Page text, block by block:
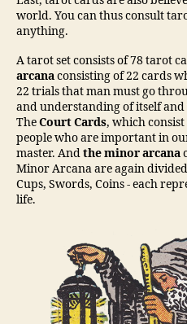
world. You can thus consult
anything.
A tarot set consists of 78 tarot
arcanaconsisting of 22 cards
22 trials that man must go
and understanding of itself
TheCourt Cards, which
people who are important in
master. Andthe minor arcana
Minor Arcana are again
Cups, Swords, Coins - each
life.